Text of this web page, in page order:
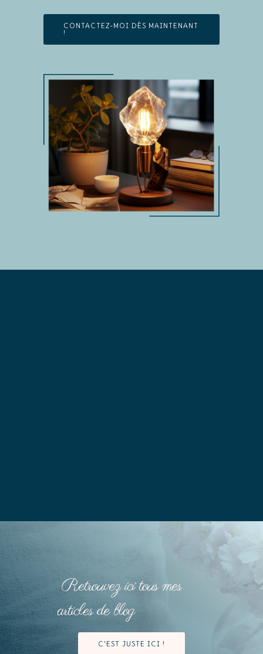
CONTACTEZ-MOI DÈS MAINTENANT
!
Retrouvez ici tous mes
articles de blog
C'EST JUSTE ICI !